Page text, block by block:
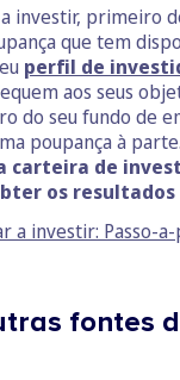
investir, primeiro
que tem
perfil de
aos seus
do seu fundo de
poupança à
carteira de
os resultados
a investir: Passo-
fontes